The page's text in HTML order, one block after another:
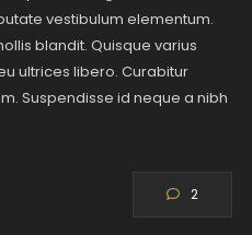
vestibulum elementum.
blandit. Quisque varius
ultrices libero. Curabitur
Suspendisse id neque a nibh
2